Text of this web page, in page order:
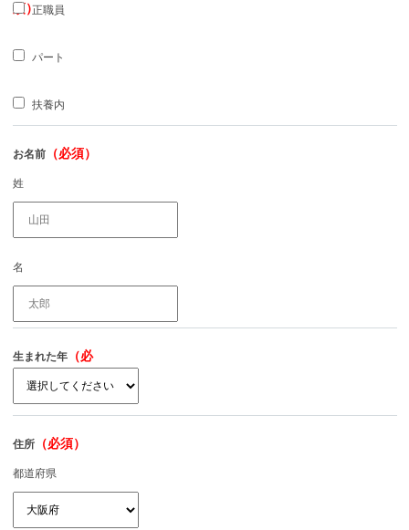
須）正職員
パート
扶養内
お名前（必須）
姓
名
生まれた年（必
須）
住所（必須）
都道府県